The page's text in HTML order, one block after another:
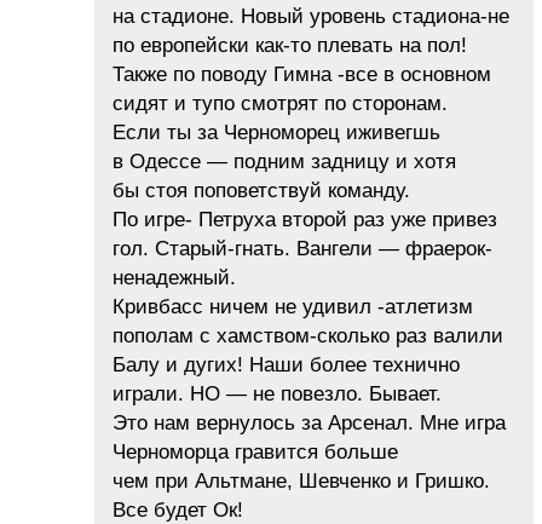
на стадионе. Новый уровень стадиона-не
по европейски как-то плевать на пол!
Также по поводу Гимна -все в основном
сидят и тупо смотрят по сторонам.
Если ты за Черноморец иживегшь
в Одессе — подним задницу и хотя
бы стоя поповетствуй команду.
По игре- Петруха второй раз уже привез
гол. Старый-гнать. Вангели — фраерок-
ненадежный.
Кривбасс ничем не удивил -атлетизм
пополам с хамством-сколько раз валили
Балу и дугих! Наши более технично
играли. НО — не повезло. Бывает.
Это нам вернулось за Арсенал. Мне игра
Черноморца гравится больше
чем при Альтмане, Шевченко и Гришко.
Все будет Ок!